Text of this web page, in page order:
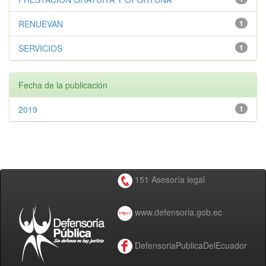
1
RENUEVAN
1
SERVICIOS
Fecha de la publicación
1
2019
151 Asesoría legal
www.defensoria.gob.ec
DefensoriaPublicaDelEcuador